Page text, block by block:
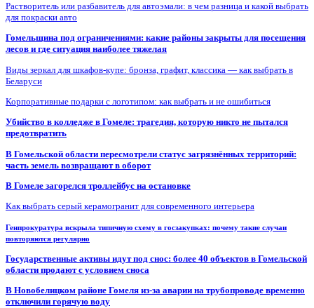
Растворитель или разбавитель для автоэмали: в чем разница и какой выбрать
для покраски авто
Гомельщина под ограничениями: какие районы закрыты для посещения
лесов и где ситуация наиболее тяжелая
Виды зеркал для шкафов-купе: бронза, графит, классика — как выбрать в
Беларуси
Корпоративные подарки с логотипом: как выбрать и не ошибиться
Убийство в колледже в Гомеле: трагедия, которую никто не пытался
предотвратить
В Гомельской области пересмотрели статус загрязнённых территорий:
часть земель возвращают в оборот
В Гомеле загорелся троллейбус на остановке
Как выбрать серый керамогранит для современного интерьера
Генпрокуратура вскрыла типичную схему в госзакупках: почему такие случаи
повторяются регулярно
Государственные активы идут под снос: более 40 объектов в Гомельской
области продают с условием сноса
В Новобелицком районе Гомеля из-за аварии на трубопроводе временно
отключили горячую воду